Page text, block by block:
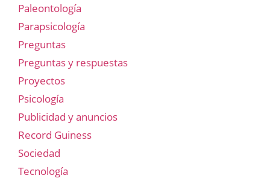
Paleontología
Parapsicología
Preguntas
Preguntas y respuestas
Proyectos
Psicología
Publicidad y anuncios
Record Guiness
Sociedad
Tecnología